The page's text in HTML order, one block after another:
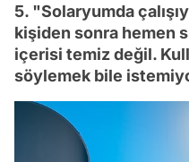
5. "Solaryumda
kişiden sonra hemen
içerisi temiz değil.
söylemek bile